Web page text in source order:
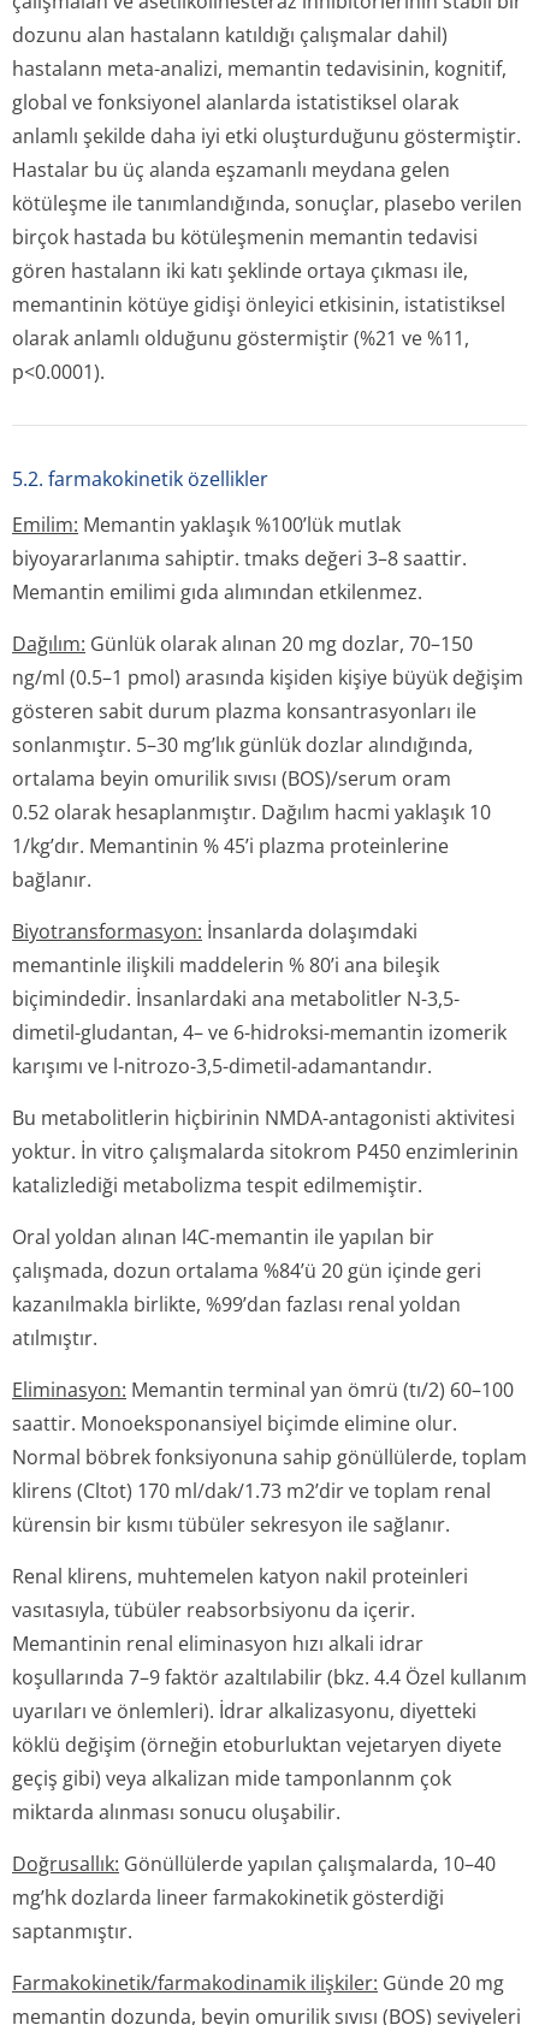
dozunu alan hastalann katıldığı çalışmalar dahil)
hastalann meta-analizi, memantin tedavisinin, kognitif,
global ve fonksiyonel alanlarda istatistiksel olarak
anlamlı şekilde daha iyi etki oluşturduğunu göstermiştir.
Hastalar bu üç alanda eşzamanlı meydana gelen
kötüleşme ile tanımlandığında, sonuçlar, plasebo verilen
birçok hastada bu kötüleşmenin memantin tedavisi
gören hastalann iki katı şeklinde ortaya çıkması ile,
memantinin kötüye gidişi önleyici etkisinin, istatistiksel
olarak anlamlı olduğunu göstermiştir (%21 ve %11,
p<0.0001).
5.2. farmakokinetik özellikler
Emilim: Memantin yaklaşık %100’lük mutlak
biyoyararlanıma sahiptir. tmaks değeri 3–8 saattir.
Memantin emilimi gıda alımından etkilenmez.
Dağılım: Günlük olarak alınan 20 mg dozlar, 70–150
ng/ml (0.5–1 pmol) arasında kişiden kişiye büyük değişim
gösteren sabit durum plazma konsantrasyonları ile
sonlanmıştır. 5–30 mg’lık günlük dozlar alındığında,
ortalama beyin omurilik sıvısı (BOS)/serum oram
0.52 olarak hesaplanmıştır. Dağılım hacmi yaklaşık 10
1/kg’dır. Memantinin % 45’i plazma proteinlerine
bağlanır.
Biyotransforma­syon: İnsanlarda dolaşımdaki
memantinle ilişkili maddelerin % 80’i ana bileşik
biçimindedir. İnsanlardaki ana metabolitler N-3,5-
dimetil-gludantan, 4– ve 6-hidroksi-memantin izomerik
karışımı ve l-nitrozo-3,5-dimetil-adamantandır.
Bu metabolitlerin hiçbirinin NMDA-antagonisti aktivitesi
yoktur. İn vitro çalışmalarda sitokrom P450 enzimlerinin
katalizlediği metabolizma tespit edilmemiştir.
Oral yoldan alınan l4C-memantin ile yapılan bir
çalışmada, dozun ortalama %84’ü 20 gün içinde geri
kazanılmakla birlikte, %99’dan fazlası renal yoldan
atılmıştır.
Eliminasyon: Memantin terminal yan ömrü (tı/2) 60–100
saattir. Monoeksponansiyel biçimde elimine olur.
Normal böbrek fonksiyonuna sahip gönüllülerde, toplam
klirens (Cltot) 170 ml/dak/1.73 m2’dir ve toplam renal
kürensin bir kısmı tübüler sekresyon ile sağlanır.
Renal klirens, muhtemelen katyon nakil proteinleri
vasıtasıyla, tübüler reabsorbsiyonu da içerir.
Memantinin renal eliminasyon hızı alkali idrar
koşullarında 7–9 faktör azaltılabilir(bkz. 4.4 Özel kullanım
uyarıları ve önlemleri). İdrar alkalizasyonu, diyetteki
köklü değişim (örneğin etoburluktan vejetaryen diyete
geçiş gibi) veya alkalizan mide tamponlannm çok
miktarda alınması sonucu oluşabilir.
Doğrusallık: Gönüllülerde yapılan çalışmalarda, 10–40
mg’hk dozlarda lineer farmakokinetik gösterdiği
saptanmıştır.
Farmakokinetik/far­makodinamik ilişkiler: Günde 20 mg
memantin dozunda, beyin omurilik sıvısı (BOS) seviyeleri